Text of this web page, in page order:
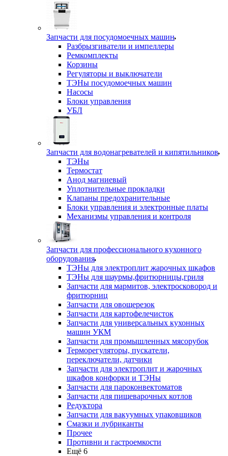
Запчасти для посудомоечных машин
Разбрызгиватели и импеллеры
Ремкомплекты
Корзины
Регуляторы и выключатели
ТЭНы посудомоечных машин
Насосы
Блоки управления
УБЛ
Запчасти для водонагревателей и кипятильников
ТЭНы
Термостат
Анод магниевый
Уплотнительные прокладки
Клапаны предохранительные
Блоки управления и электронные платы
Механизмы управления и контроля
Запчасти для профессионального кухонного
оборудования
ТЭНы для электроплит жарочных шкафов
ТЭНы для шаурмы,фритюрницы,гриля
Запчасти для мармитов, электросковород и
фритюрниц
Запчасти для овощерезок
Запчасти для картофелечисток
Запчасти для универсальных кухонных
машин УКМ
Запчасти для промышленных мясорубок
Терморегуляторы, пускатели,
переключатели, датчики
Запчасти для электроплит и жарочных
шкафов конфорки и ТЭНы
Запчасти для пароконвектоматов
Запчасти для пищеварочных котлов
Редуктора
Запчасти для вакуумных упаковщиков
Смазки и лубриканты
Прочее
Противни и гастроемкости
Ещё 6